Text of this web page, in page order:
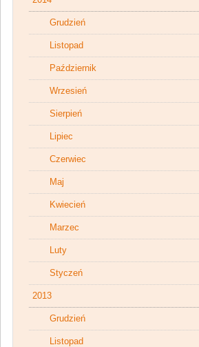
Grudzień
Listopad
Październik
Wrzesień
Sierpień
Lipiec
Czerwiec
Maj
Kwiecień
Marzec
Luty
Styczeń
2013
Grudzień
Listopad